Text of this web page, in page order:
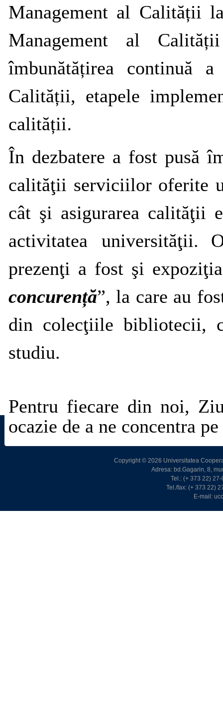
Management al Calității
Management al
îmbunătățirea continuă
Calității, etapele
calității.
În dezbatere a fost pusă
calităţii serviciilor oferite
cât şi asigurarea calităţii
activitatea universităţii.
prezenţi a fost şi
concurență”, la care au
din colecţiile bibliotecii,
studiu.
Pentru fiecare din noi,
ocazie de a ne concentra
Copyright © 2026 Universitatea
Adresa: bd.Gagarin, 8,
Tel.: (+ 373 22)
Tel./fax: (+ 373 22)
E-mail: